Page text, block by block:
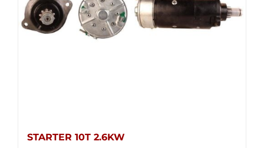
STARTER 10T 2.6KW